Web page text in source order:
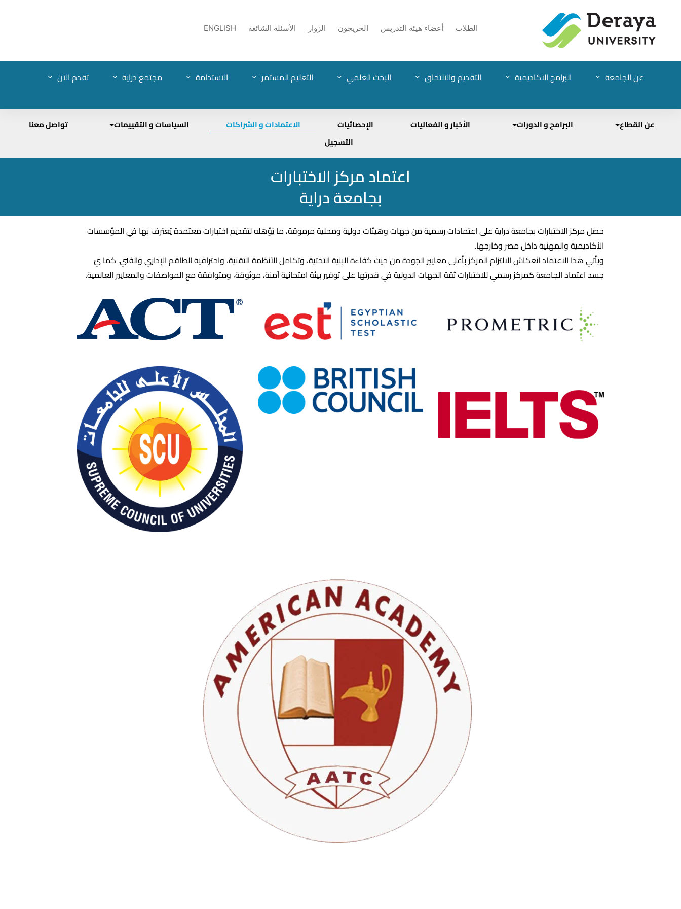
الطلاب أعضاء هيئة التدريس الخريجون الزوار الأسئلة الشائعة ENGLISH
عن الجامعة البرامج الاكاديمية التقديم والالتحاق البحث العلمي التعليم المستمر الاستدامة مجتمع دراية تقدم الان
عن القطاع البرامج و الدورات الأخبار و الفعاليات الإحصائيات الاعتمادات و الشراكات السياسات و التقييمات
تواصل معنا
التسجيل
اعتماد مركز الاختبارات
بجامعة دراية
حصل مركز الاختبارات بجامعة دراية على اعتمادات رسمية من جهات وهيئات دولية ومحلية مرموقة، ما يُؤهله لتقديم اختبارات معتمدة يُعترف بها في المؤسسات
الأكاديمية والمهنية داخل مصر وخارجها.
ويأتي هذا الاعتماد انعكاسً الالتزام المركز بأعلى معايير الجودة من حيث كفاءة البنية التحتية، وتكامل الأنظمة التقنية، واحترافية الطاقم الإداري والفني. كما يُ
جسد اعتماد الجامعة كمركز رسمي للاختبارات ثقة الجهات الدولية في قدرتها على توفير بيئة امتحانية آمنة، موثوقة، ومتوافقة مع المواصفات والمعايير العالمية.